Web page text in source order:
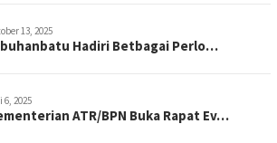
13, 2025
Hadiri Betbagai Perlo…
6, 2025
ATR/BPN Buka Rapat Ev…